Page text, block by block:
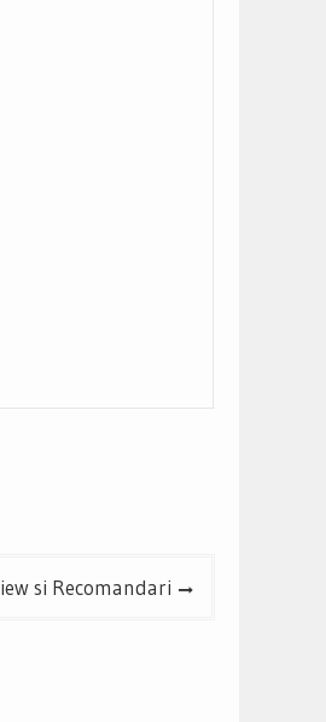
si Recomandari